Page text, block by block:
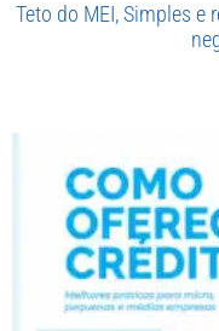
Teto do MEI, Simples e